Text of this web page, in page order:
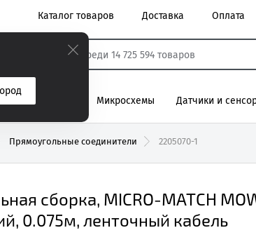
Каталог товаров Доставка Оплата
Реле электромагнитные
Вентиляторы Микросхемы Датчики и
Прямоугольные соединители 2205070-1
сборка, MICRO-MATCH
0.075м, ленточный кабель